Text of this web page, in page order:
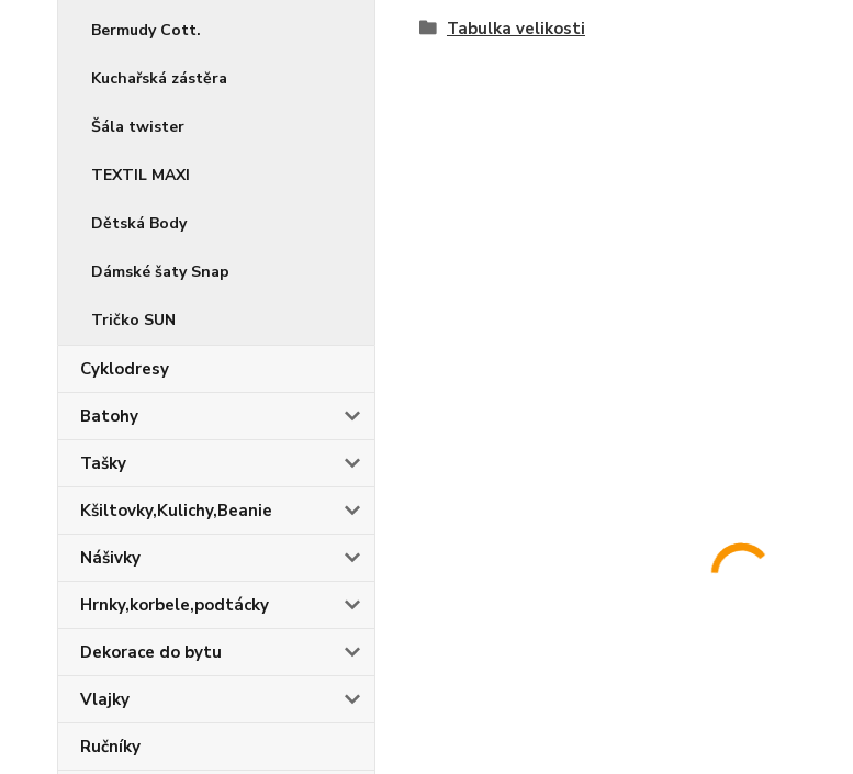
Bermudy Cott.
Kuchařská zástěra
Šála twister
TEXTIL MAXI
Dětská Body
Dámské šaty Snap
Tričko SUN
Cyklodresy
Batohy
Tašky
Kšiltovky,Kulichy,Beanie
Nášivky
Hrnky,korbele,podtácky
Dekorace do bytu
Vlajky
Ručníky
Tabulka velikosti